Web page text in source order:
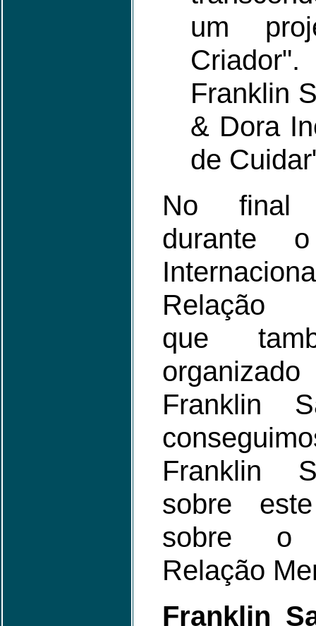
um
Criador".
Franklin
& Dora
de
No final
durante
Relação
que
Franklin
Franklin
sobre
sobre o
Relação
Franklin